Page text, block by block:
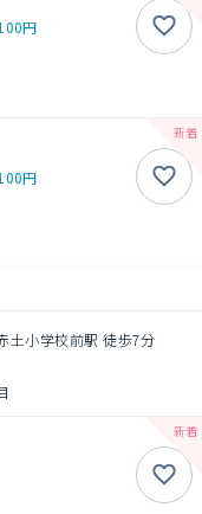
円
円
土小学校前駅 徒歩7分